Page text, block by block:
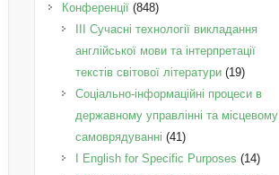
Конференції(848)
III Сучасні технології викладання
англійської мови та інтерпретації
текстів світової літератури(19)
Соціально-інформаційні процеси в
державному управлінні та місцевому
самоврядуванні (41)
І English for Specific Purposes (14)